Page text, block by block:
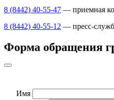
8 (8442) 40-55-47 — приемная
8 (8442) 40-55-12 — пресс-
Форма обращения
Имя